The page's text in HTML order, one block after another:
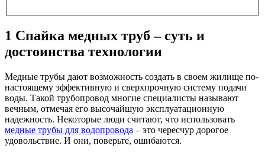
1 Спайка медных труб – суть и
достоинства технологии
Медные трубы дают возможность создать в своем жилище по-
настоящему эффективную и сверхпрочную систему подачи
воды. Такой трубопровод многие специалисты называют
вечным, отмечая его высочайшую эксплуатационную
надежность. Некоторые люди считают, что использовать
медные трубы для водопровода – это чересчур дорогое
удовольствие. И они, поверьте, ошибаются.